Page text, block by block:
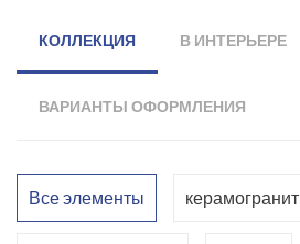
КОЛЛЕКЦИЯ В ИНТЕРЬЕРЕ
ВАРИАНТЫ ОФОРМЛЕНИЯ
Все элементы керамогранит